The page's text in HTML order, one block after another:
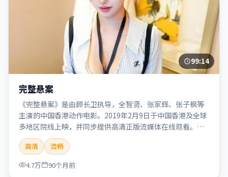
99:14
完整悬案
《完整悬案》是由顾长卫执导，全智贤、张家辉、张子枫等
主演的中国香港动作电影。2019年2月9日于中国香港及全球
多地区院线上映，并同步提供高清正版流媒体在线观看。剧
情与看点：动作场面密集，节奏明快，适合喜欢热血追缉与
爆破场面的观众。本片适合检索「完整悬案」「顾长卫」
「动作」「中国香港」「2019」「2019-02-09上映」等关键
词的影迷阅读简介与主创信息。
高清
流畅
4.7万
90个月前